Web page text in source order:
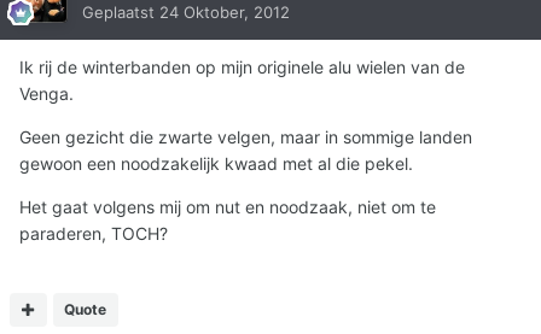
Geplaatst 24 Oktober, 2012
Ik rij de winterbanden op mijn originele alu wielen van de
Venga.
Geen gezicht die zwarte velgen, maar in sommige landen
gewoon een noodzakelijk kwaad met al die pekel.
Het gaat volgens mij om nut en noodzaak, niet om te
paraderen, TOCH?
Quote